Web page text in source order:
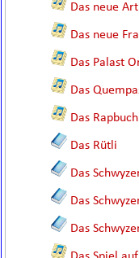
Das neue
Das neue
Das Palast
Das
Das Rapbuch
Das Rütli
Das
Das
Das